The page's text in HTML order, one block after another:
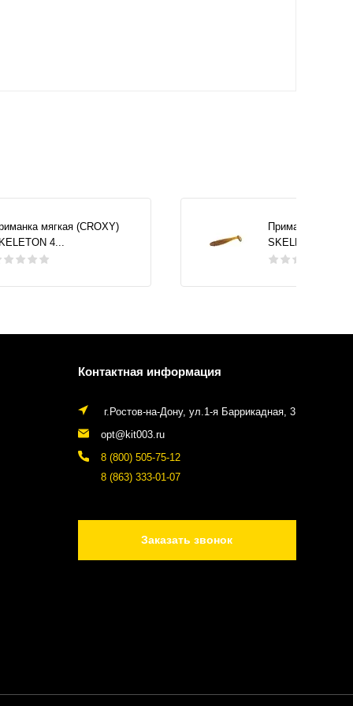
мягкая (CROXY)
4...
Приманка мягкая
SKELETON 4...
Контактная информация
г.Ростов-на-Дону, ул.1-я Баррикадная, 3
opt@kit003.ru
8 (800) 505-75-12
8 (863) 333-01-07
Заказать звонок